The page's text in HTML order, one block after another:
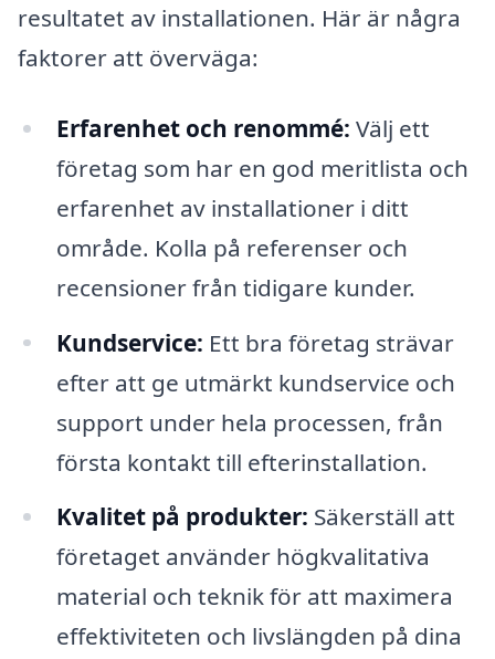
resultatet av installationen. Här är några
faktorer att överväga:
Erfarenhet och renommé: Välj ett
företag som har en god meritlista och
erfarenhet av installationer i ditt
område. Kolla på referenser och
recensioner från tidigare kunder.
Kundservice: Ett bra företag strävar
efter att ge utmärkt kundservice och
support under hela processen, från
första kontakt till efterinstallation.
Kvalitet på produkter: Säkerställ att
företaget använder högkvalitativa
material och teknik för att maximera
effektiviteten och livslängden på dina